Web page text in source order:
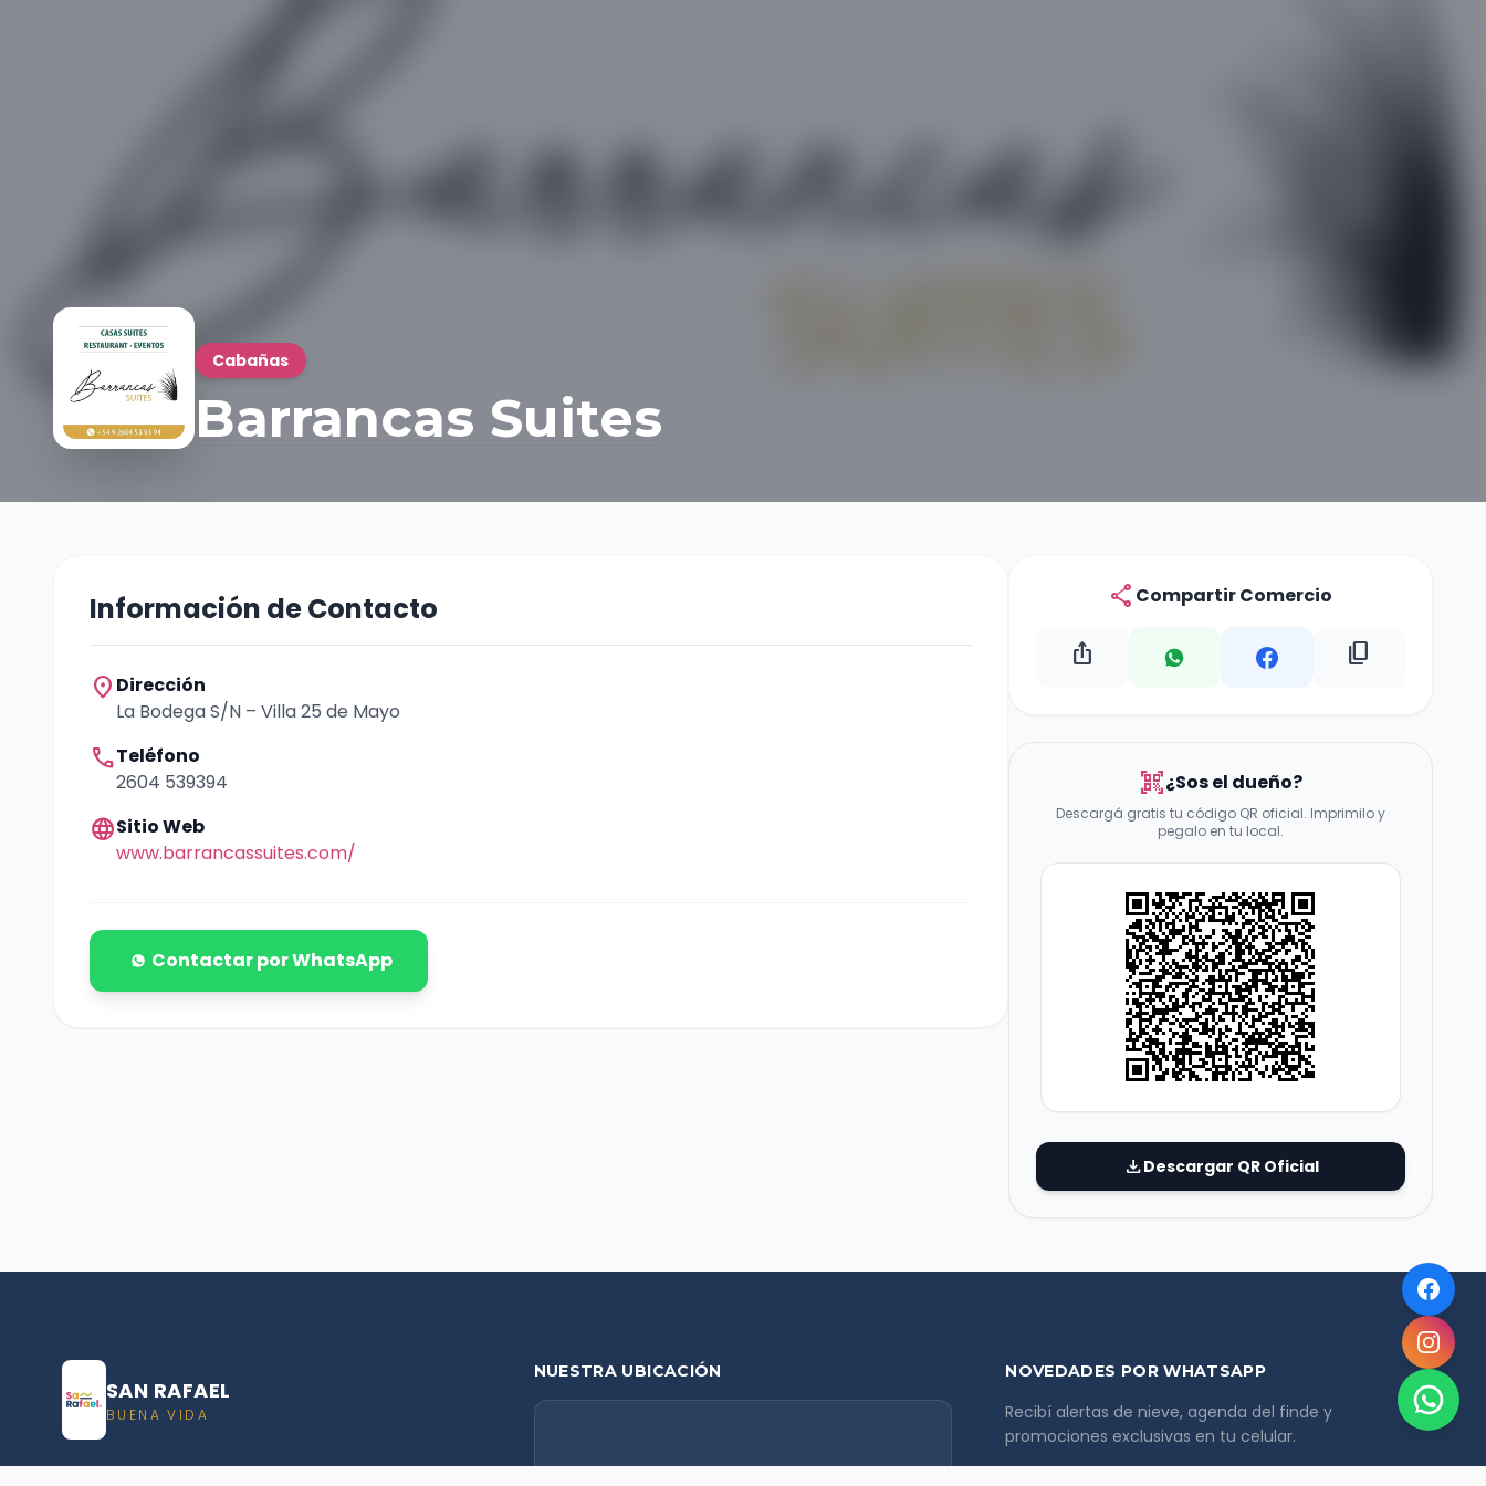
Cabañas
Barrancas Suites
Información de Contacto
location_on Dirección
La Bodega S/N – Villa 25 de Mayo
callTeléfono
2604 539394
languageSitio Web
www.barrancassuites.com/
Contactar por WhatsApp
share Compartir Comercio
ios_share content_copy
qr_code_scanner¿Sos el dueño?
Descargá gratis tu código QR oficial. Imprimilo y
pegalo en tu local.
downloadDescargar QR Oficial
SAN RAFAEL
BUENA VIDA
NUESTRA UBICACIÓN NOVEDADES POR WHATSAPP
Recibí alertas de nieve, agenda del finde y
promociones exclusivas en tu celular.